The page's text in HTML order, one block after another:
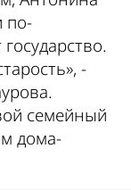
по-
-
семейный
дома-